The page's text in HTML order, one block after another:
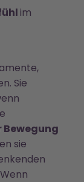
im
Sie
Bewegung
sie